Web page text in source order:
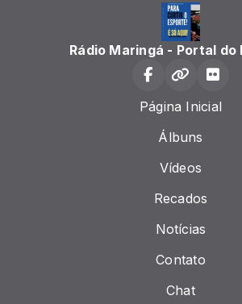
Rádio Maringá - Portal do
Página Inicial
Álbuns
Vídeos
Recados
Notícias
Contato
Chat